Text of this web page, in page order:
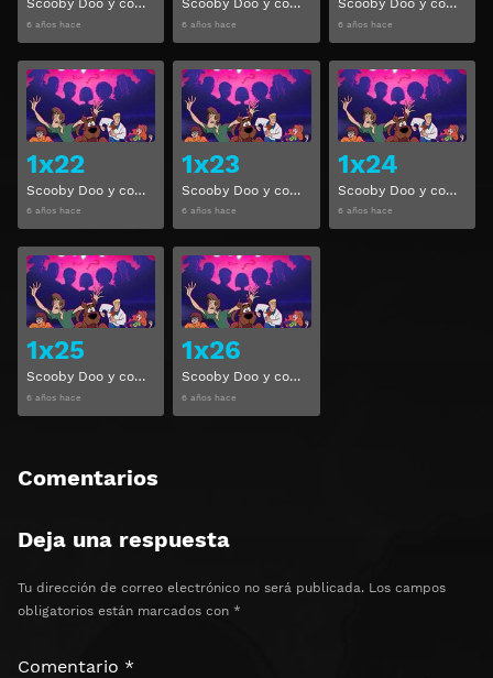
Scooby Doo y compañía Temporada 1 Capitulo 19
6 años hace
Scooby Doo y compañía Temporada 1 Capitulo 20
6 años hace
Scooby Doo y compañía Temporada 1 Capitulo 21
6 años hace
1x22
Scooby Doo y compañía Temporada 1 Capitulo 22
6 años hace
Ver
1x23
Scooby Doo y compañía Temporada 1 Capitulo 23
6 años hace
Ver
1x24
Scooby Doo y compañía Temporada 1 Capitulo 24
6 años hace
1x25
Scooby Doo y compañía Temporada 1 Capitulo 25
6 años hace
Ver
1x26
Scooby Doo y compañía Temporada 1 Capitulo 26
6 años hace
Comentarios
Deja una respuesta
Tu dirección de correo electrónico no será publicada. Los campos
obligatorios están marcados con *
Comentario *